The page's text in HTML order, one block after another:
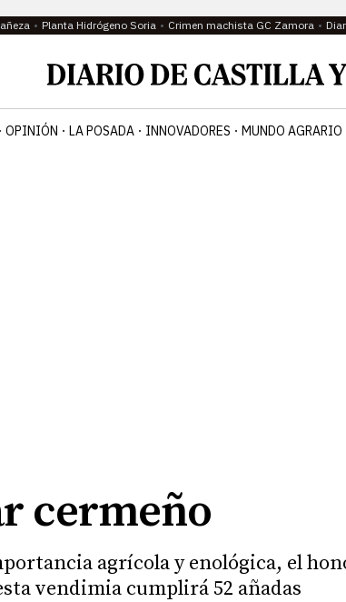
Planta Hidrógeno Soria Crimen machista GC Zamora
OPINIÓN LA POSADA INNOVADORES MUNDO AGRARIO
cermeño
agrícola y enológica, el
vendimia cumplirá 52 añadas